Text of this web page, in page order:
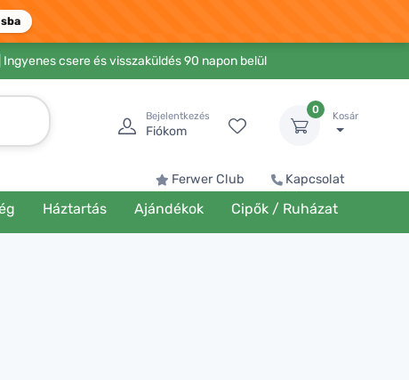
| Ingyenes csere és visszaküldés 90 napon belül
Bejelentkezés
Fiókom
0
Kosár
Ferwer Club Kapcsolat
Háztartás Ajándékok Cipők / Ruházat